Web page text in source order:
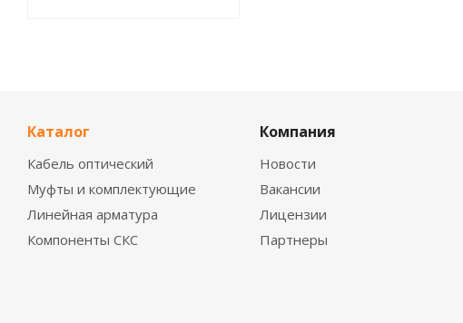
Каталог
Кабель оптический
Муфты и комплектующие
Линейная арматура
Компоненты СКС
Компания
Новости
Вакансии
Лицензии
Партнеры